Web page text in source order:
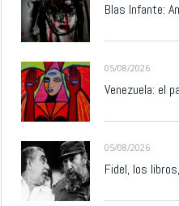
Blas Infante:
05/08/2026
Venezuela: el
05/08/2026
Fidel, los